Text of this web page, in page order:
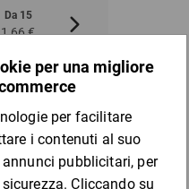
Da 15
1,66 € 1,56 €
Campione